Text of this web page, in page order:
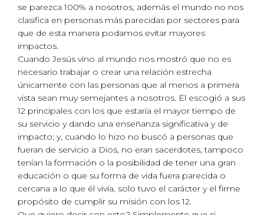
se parezca 100% a nosotros, además el mundo no nos
clasifica en personas más parecidas por sectores para
que de esta manera podamos evitar mayores
impactos.
Cuando Jesús vino al mundo nos mostró que no es
necesario trabajar o crear una relación estrecha
únicamente con las personas que al menos a primera
vista sean muy semejantes a nosotros. Él escogió a sus
12 principales con los que estaría el mayor tiempo de
su servicio y dando una enseñanza significativa y de
impacto; y, cuando lo hizo no buscó a personas que
fueran de servicio a Dios, no eran sacerdotes, tampoco
tenían la formación o la posibilidad de tener una gran
educación o que su forma de vida fuera parecida o
cercana a lo que él vivía, solo tuvo el carácter y el firme
propósito de cumplir su misión con los 12.